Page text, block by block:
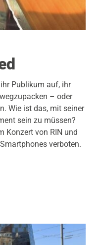
Publikum auf, ihr
– oder
Wie ist das, mit seiner
sein zu müssen?
Konzert von RIN und
verboten.